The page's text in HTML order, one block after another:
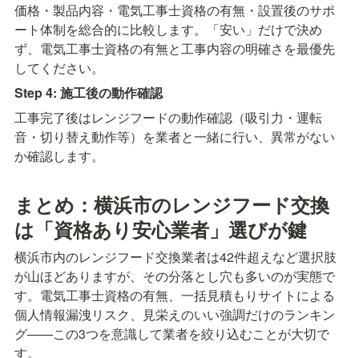
価格・製品内容・電気工事士資格の有無・設置後のサポ
ート体制を総合的に比較します。「安い」だけで決め
ず、電気工事士資格の有無と工事内容の明確さを最優先
してください。
Step 4: 施工後の動作確認
工事完了後はレンジフードの動作確認（吸引力・運転
音・切り替え動作等）を業者と一緒に行い、異常がない
か確認します。
まとめ：横浜市のレンジフード交換
は「資格あり安心業者」選びが鍵
横浜市内のレンジフード交換業者は42件超えなど選択肢
が山ほどありますが、その分落とし穴も多いのが実態で
す。電気工事士資格の有無、一括見積もりサイトによる
個人情報漏洩リスク、見栄えのいい強調だけのランキン
グ——この3つを意識して業者を絞り込むことが大切で
す。